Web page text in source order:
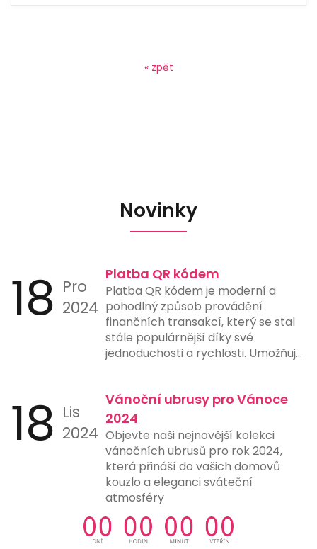
« zpět
Novinky
18 Pro
2024
Platba QR kódem
Platba QR kódem je moderní a
pohodlný způsob provádění
finančních transakcí, který se stal
stále populárnější díky své
jednoduchosti a rychlosti. Umožňuje
chytrého telefonu nebo jiného
zařízení s fotoaparátem a vhodnou
aplikací. Tento způsob platby
eliminuje potřebu ručního zadávání
čísel účtů, čímž snižuje riziko chyb a
urychluje proces platby. Mnohé
banky a finanční instituce nyní
nabízejí možnost generování a
skenování QR kódů přímo ve svých
aplikacích, což ještě více usnadňuje
18 Lis
2024
Vánoční ubrusy pro Vánoce
2024
Objevte naši nejnovější kolekci
vánočních ubrusů pro rok 2024,
která přináší do vašich domovů
kouzlo a eleganci sváteční
atmosféry